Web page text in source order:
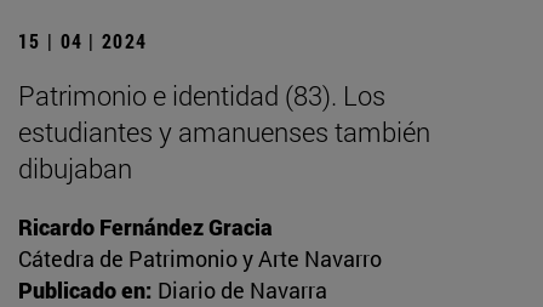
15 | 04 | 2024
Patrimonio e identidad (83). Los
estudiantes y amanuenses también
dibujaban
Ricardo Fernández Gracia
Cátedra de Patrimonio y Arte Navarro
Publicado en: Diario de Navarra